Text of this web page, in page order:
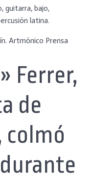
guitarra, bajo,
latina.
Artmónico Prensa
Ferrer,
de
colmó